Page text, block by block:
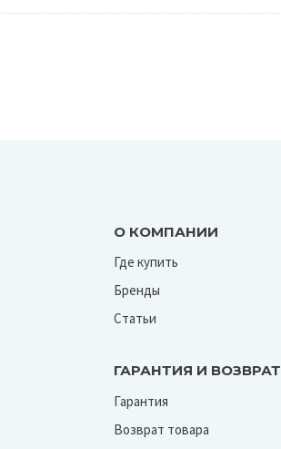
О КОМПАНИИ
Где купить
Бренды
Статьи
ГАРАНТИЯ И ВОЗВРАТ
Гарантия
Возврат товара